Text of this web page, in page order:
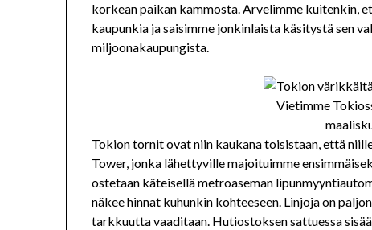
korkean paikan kammosta. Arvelimme kuitenkin,
kaupunkia ja saisimme jonkinlaista käsitystä sen
miljoonakaupungista.
Vietimme
Tokion tornit ovat niin kaukana toisistaan, että
Tower, jonka lähettyville majoituimme
ostetaan käteisellä metroaseman
näkee hinnat kuhunkin kohteeseen. Linjoja on
tarkkuutta vaaditaan. Hutiostoksen sattuessa